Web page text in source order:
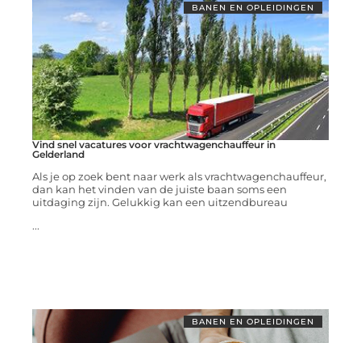
BANEN EN OPLEIDINGEN
Vind snel vacatures voor vrachtwagenchauffeur in
Gelderland
Als je op zoek bent naar werk als vrachtwagenchauffeur,
dan kan het vinden van de juiste baan soms een
uitdaging zijn. Gelukkig kan een uitzendbureau
...
BANEN EN OPLEIDINGEN